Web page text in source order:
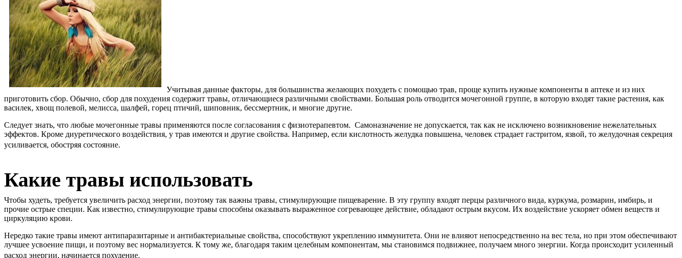
Учитывая данные факторы, для большинства желающих похудеть с помощью трав, проще купить нужные компоненты в аптеке и из них
приготовить сбор. Обычно, сбор для похудения содержит травы, отличающиеся различными свойствами. Большая роль отводится мочегонной группе, в которую входят такие растения, как
василек, хвощ полевой, мелисса, шалфей, горец птичий, шиповник, бессмертник, и многие другие.
Следует знать, что любые мочегонные травы применяются после согласования с физиотерапевтом. Самоназначение не допускается, так как не исключено возникновение нежелательных
эффектов. Кроме диуретического воздействия, у трав имеются и другие свойства. Например, если кислотность желудка повышена, человек страдает гастритом, язвой, то желудочная секреция
усиливается, обостряя состояние.
Какие травы использовать
Чтобы худеть, требуется увеличить расход энергии, поэтому так важны травы, стимулирующие пищеварение. В эту группу входят перцы различного вида, куркума, розмарин, имбирь, и
прочие острые специи. Как известно, стимулирующие травы способны оказывать выраженное согревающее действие, обладают острым вкусом. Их воздействие ускоряет обмен веществ и
циркуляцию крови.
Нередко такие травы имеют антипаразитарные и антибактериальные свойства, способствуют укреплению иммунитета. Они не влияют непосредственно на вес тела, но при этом обеспечивают
лучшее усвоение пищи, и поэтому вес нормализуется. К тому же, благодаря таким целебным компонентам, мы становимся подвижнее, получаем много энергии. Когда происходит усиленный
расход энергии, начинается похудение.